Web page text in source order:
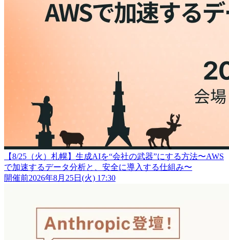
【8/25（火）札幌】生成AIを“会社の武器”にする方法〜AWS
で加速するデータ分析と、安全に導入する仕組み〜
開催前2026年8月25日(火) 17:30